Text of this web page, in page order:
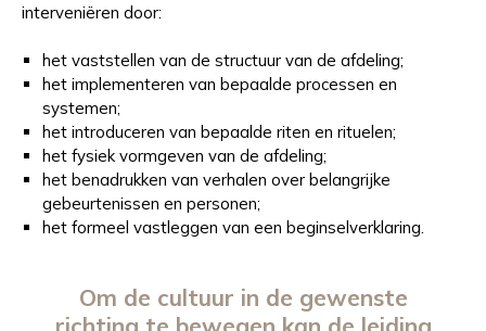
interveniëren door:
het vaststellen van de structuur van de afdeling;
het implementeren van bepaalde processen en
systemen;
het introduceren van bepaalde riten en rituelen;
het fysiek vormgeven van de afdeling;
het benadrukken van verhalen over belangrijke
gebeurtenissen en personen;
het formeel vastleggen van een beginselverklaring.
Om de cultuur in de gewenste